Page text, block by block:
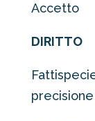
Accetto
DIRITTO
precisione